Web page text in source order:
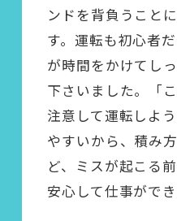
ンドを背負うこと
す。運転も初心者
が時間をかけてし
下さいました。「
注意して運転しよ
やすいから、積み
ど、ミスが起こる
安心して仕事ができ